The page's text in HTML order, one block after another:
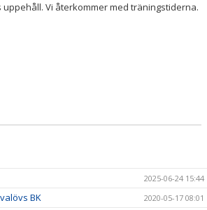
Vi återkommer med träningstiderna.
2025-06-24 15:44
BK 2020-05-17 08:01